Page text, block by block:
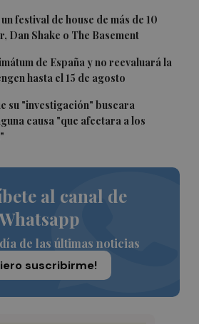
festival de house de más de 10
Dan Shake o The Basement
de España y no reevaluará la
hasta el 15 de agosto
su "investigación" buscara
causa "que afectara a los
al canal de
de las últimas noticias
suscribirme!